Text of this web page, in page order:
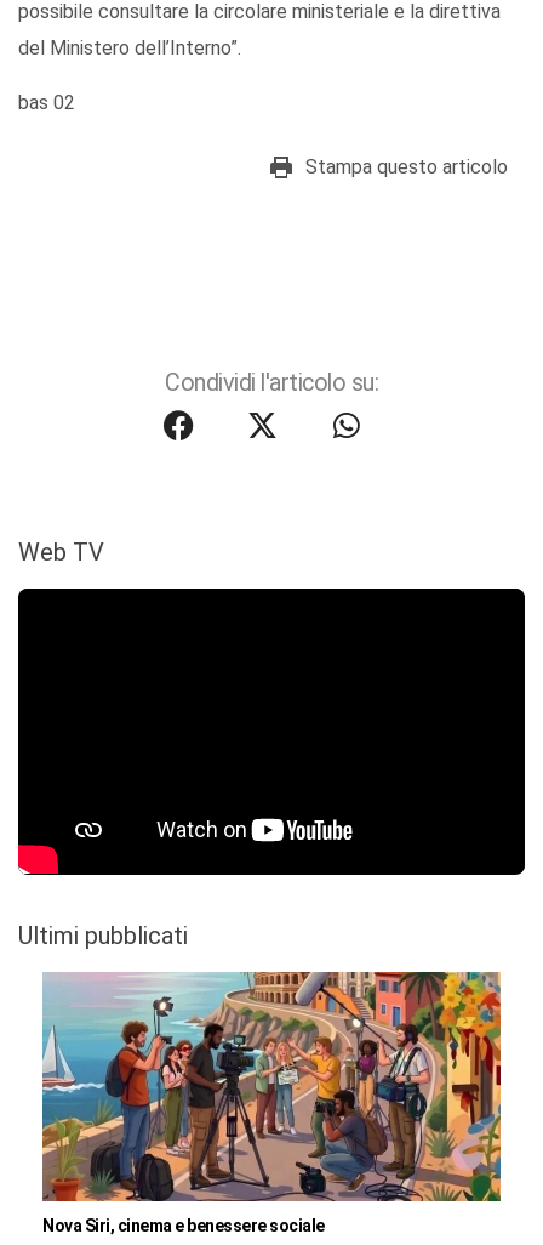
possibile consultare la circolare ministeriale e la direttiva
del Ministero dell’Interno”.
bas 02
Stampa questo articolo
Condividi l'articolo su:
Web TV
Ultimi pubblicati
Nova Siri, cinema e benessere sociale